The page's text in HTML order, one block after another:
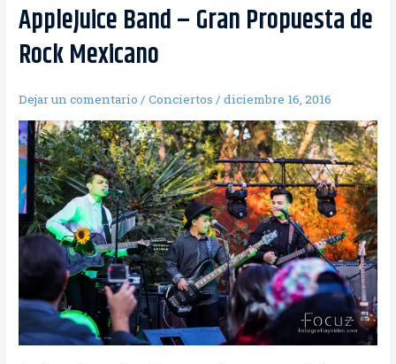
AppleJuice Band – Gran Propuesta de
Rock Mexicano
Dejar un comentario /Conciertos /diciembre 16, 2016